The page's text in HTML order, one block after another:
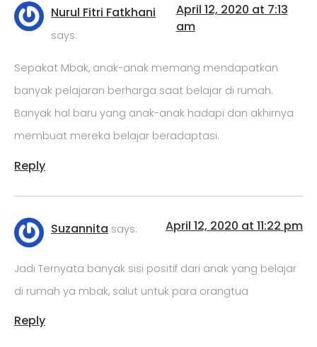
Nurul Fitri Fatkhani
says:
April 12, 2020 at 7:13
am
Sepakat Mbak, anak-anak memang mendapatkan
banyak pelajaran berharga saat belajar di rumah.
Banyak hal baru yang anak-anak hadapi dan akhirnya
membuat mereka belajar beradaptasi.
Reply
Suzannita says: April 12, 2020 at 11:22 pm
Jadi Ternyata banyak sisi positif dari anak yang belajar
di rumah ya mbak, salut untuk para orangtua
Reply